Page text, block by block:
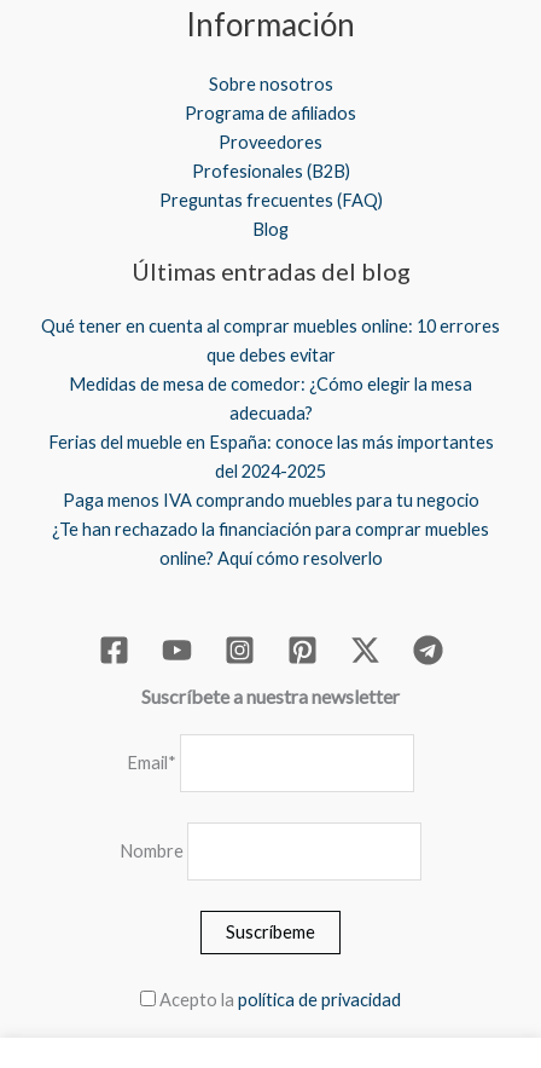
Información
Sobre nosotros
Programa de afiliados
Proveedores
Profesionales (B2B)
Preguntas frecuentes (FAQ)
Blog
Últimas entradas del blog
Qué tener en cuenta al comprar muebles online: 10 errores
que debes evitar
Medidas de mesa de comedor: ¿Cómo elegir la mesa
adecuada?
Ferias del mueble en España: conoce las más importantes
del 2024-2025
Paga menos IVA comprando muebles para tu negocio
¿Te han rechazado la financiación para comprar muebles
online? Aquí cómo resolverlo
Suscríbete a nuestra newsletter
Email*
Nombre
Acepto la política de privacidad